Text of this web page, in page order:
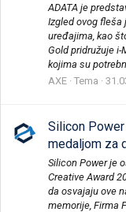
ADATA je
Izgled ovog fleša
uređajima, kao
Gold pridružuje
kojima su
AXE Tema
Silicon
medaljom za
Silicon Power je
Creative Award
da osvajaju ove
memorije, Firma